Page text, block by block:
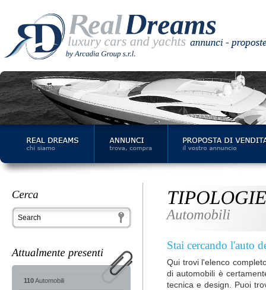
110Automobili
Stai cercando l'auto
Qui trovi l'elenco
di automobili è
tecnica e design. Puoi